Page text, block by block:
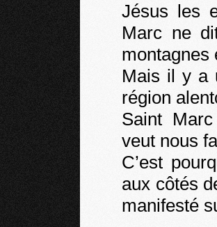
Jésus les
Marc ne
montagnes
Mais il y a
région
Saint
veut nous
C’est
aux côtés
manifesté